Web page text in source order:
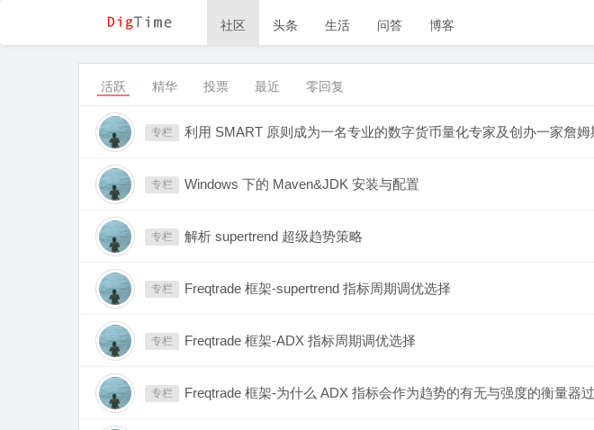
社区 头条 生活 问答 博客
活跃 精华 投票 最近 零回复
专栏 利用 SMART 原则成为一名专业的数字货币量化专家及创办一家詹
专栏 Windows 下的 Maven&JDK 安装与配置
专栏 解析 supertrend 超级趋势策略
专栏 Freqtrade 框架-supertrend 指标周期调优选择
专栏 Freqtrade 框架-ADX 指标周期调优选择
专栏 Freqtrade 框架-为什么 ADX 指标会作为趋势的有无与强度的衡量器